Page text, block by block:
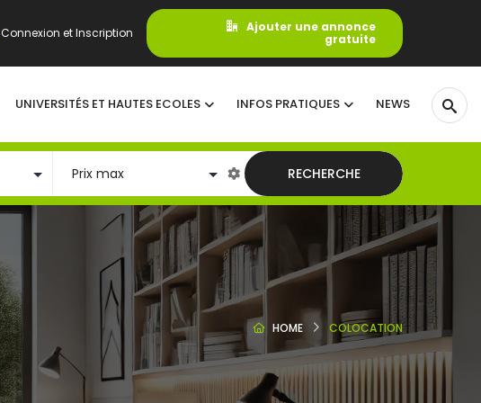
Connexion et Inscription
Ajouter une annonce
gratuite
UNIVERSITÉS ET HAUTES ECOLES INFOS PRATIQUES NEWS
RECHERCHE
HOME COLOCATION